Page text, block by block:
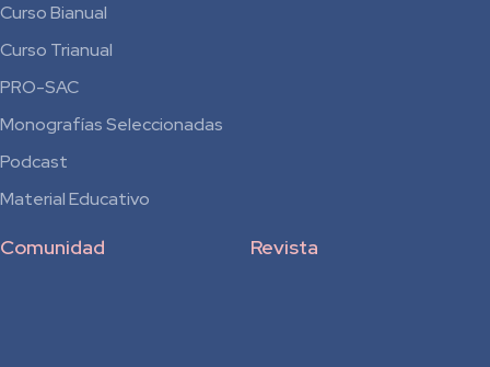
Curso Bianual
para
Residentes
Curso Trianual
PRO-SAC
Monografías Seleccionadas
Podcast
Material Educativo
Revista
Comunidad